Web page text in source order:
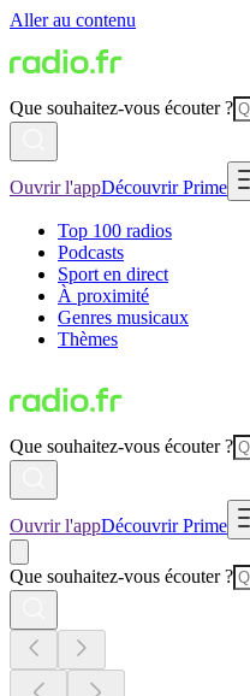
Aller au contenu
Que souhaitez-vous écouter ?
Ouvrir l'appDécouvrir Prime
Top 100 radios
Podcasts
Sport en direct
À proximité
Genres musicaux
Thèmes
Que souhaitez-vous écouter ?
Ouvrir l'appDécouvrir Prime
Que souhaitez-vous écouter ?